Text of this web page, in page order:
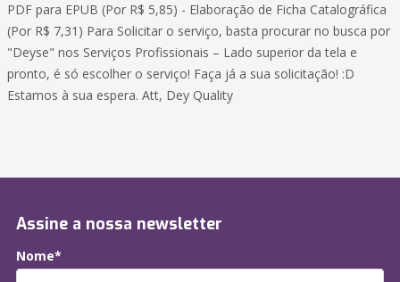
PDF para EPUB (Por R$ 5,85) - Elaboração de Ficha Catalográfica
(Por R$ 7,31) Para Solicitar o serviço, basta procurar no busca por
"Deyse" nos Serviços Profissionais – Lado superior da tela e
pronto, é só escolher o serviço! Faça já a sua solicitação! :D
Estamos à sua espera. Att, Dey Quality
Assine a nossa newsletter
Nome*